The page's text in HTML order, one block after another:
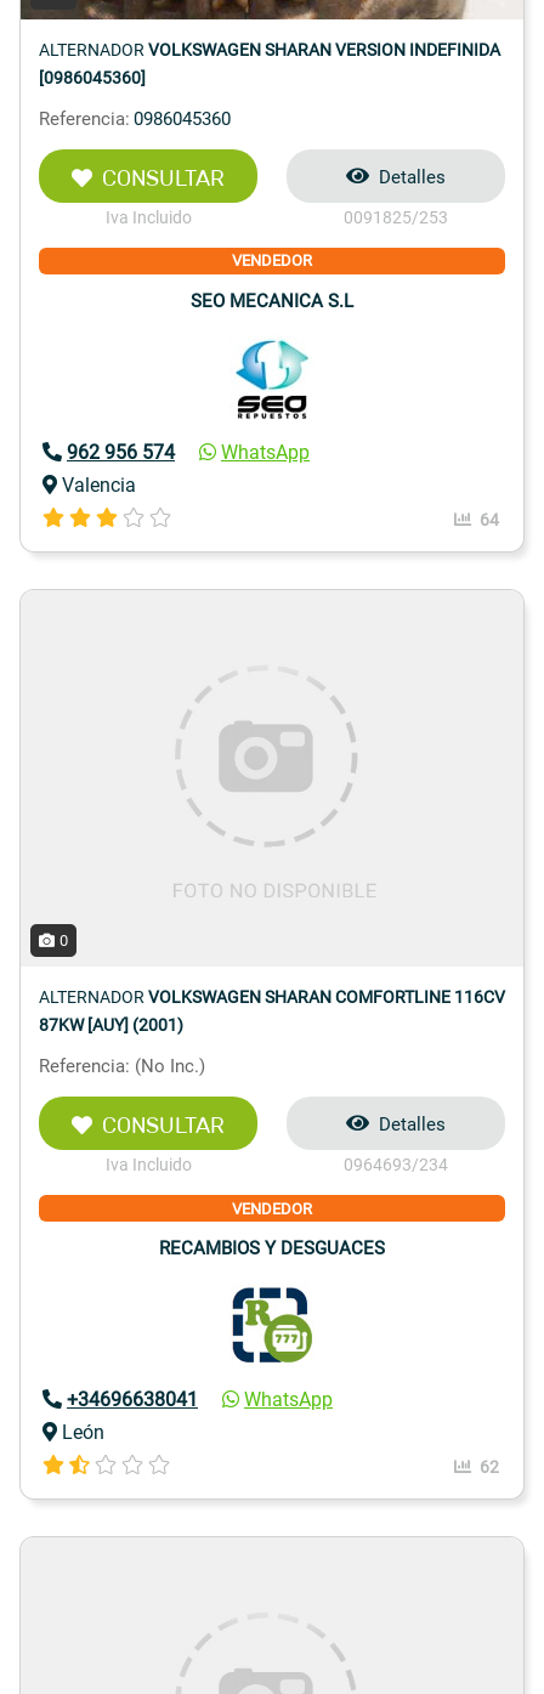
ALTERNADOR VOLKSWAGEN SHARAN VERSION INDEFINIDA
[0986045360]
Referencia: 0986045360
CONSULTAR
Iva Incluido
Detalles
0091825/253
VENDEDOR
SEO MECANICA S.L
962 956 574
WhatsApp
Valencia
64
0
ALTERNADORVOLKSWAGEN SHARAN COMFORTLINE 116CV
87KW [AUY] (2001)
Referencia: (No Inc.)
CONSULTAR
Iva Incluido
Detalles
0964693/234
VENDEDOR
RECAMBIOS Y DESGUACES
+34696638041
WhatsApp
León
62